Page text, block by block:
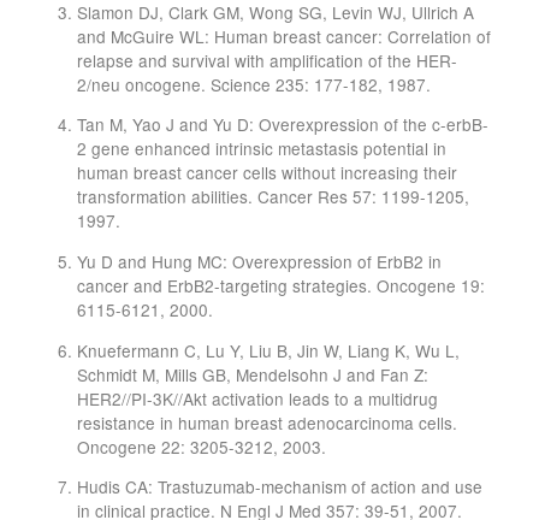
Slamon DJ, Clark GM, Wong SG, Levin WJ, Ullrich A
and McGuire WL: Human breast cancer: Correlation of
relapse and survival with amplification of the HER-
2/neu oncogene. Science 235: 177-182, 1987.
Tan M, Yao J and Yu D: Overexpression of the c-erbB-
2 gene enhanced intrinsic metastasis potential in
human breast cancer cells without increasing their
transformation abilities. Cancer Res 57: 1199-1205,
1997.
Yu D and Hung MC: Overexpression of ErbB2 in
cancer and ErbB2-targeting strategies. Oncogene 19:
6115-6121, 2000.
Knuefermann C, Lu Y, Liu B, Jin W, Liang K, Wu L,
Schmidt M, Mills GB, Mendelsohn J and Fan Z:
HER2//PI-3K//Akt activation leads to a multidrug
resistance in human breast adenocarcinoma cells.
Oncogene 22: 3205-3212, 2003.
Hudis CA: Trastuzumab-mechanism of action and use
in clinical practice. N Engl J Med 357: 39-51, 2007.